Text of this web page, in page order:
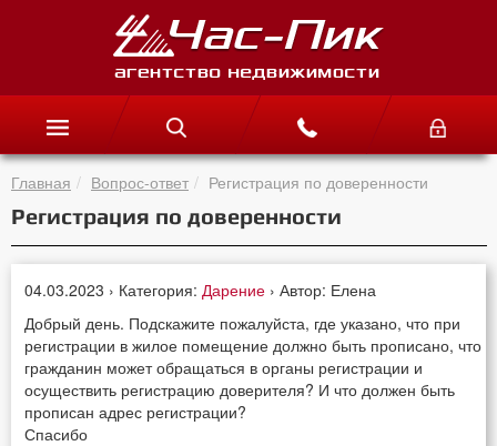
Главная Вопрос-ответ Регистрация по доверенности
Регистрация по доверенности
04.03.2023 › Категория: Дарение › Автор: Елена
Добрый день. Подскажите пожалуйста, где указано, что при
регистрации в жилое помещение должно быть прописано, что
гражданин может обращаться в органы регистрации и
осуществить регистрацию доверителя? И что должен быть
прописан адрес регистрации?
Спасибо